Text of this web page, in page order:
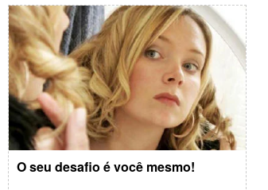
O seu desafio é você mesmo!